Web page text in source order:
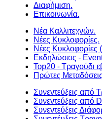
Διαφήμιση.
Επικοινωνία.
Νέα Καλλιτεχνών.
Νέες Κυκλοφορίες.
Νέες Κυκλοφορίες
Εκδηλώσεις -
Top20 - Τραγούδι
Πρώτες
Συνεντεύξεις από
Συνεντεύξεις από
Συνεντεύξεις